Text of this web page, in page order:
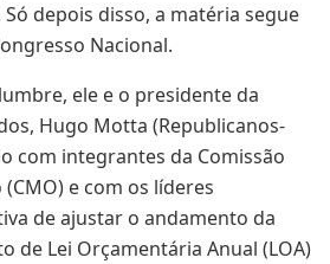
Só depois disso, a matéria segue
Nacional.
ele e o presidente da
Hugo Motta (Republicanos-
com integrantes da Comissão
e com os líderes
de ajustar o andamento da
de Lei Orçamentária Anual (LOA)